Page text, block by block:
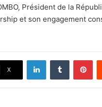
Président de la
et son engagement
X
LinkedInTumblr